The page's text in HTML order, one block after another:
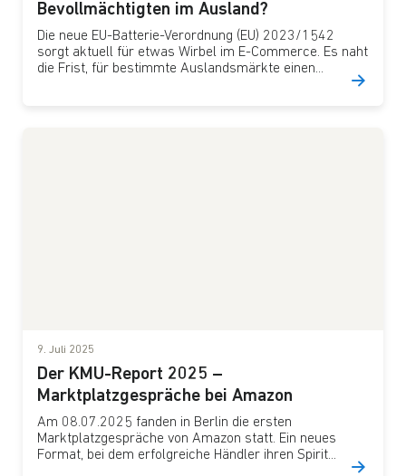
Bevollmächtigten im Ausland?
Die neue EU-Batterie-Verordnung (EU) 2023/1542
sorgt aktuell für etwas Wirbel im E-Commerce. Es naht
die Frist, für bestimmte Auslandsmärkte einen...
9. Juli 2025
Der KMU-Report 2025 –
Marktplatzgespräche bei Amazon
Am 08.07.2025 fanden in Berlin die ersten
Marktplatzgespräche von Amazon statt. Ein neues
Format, bei dem erfolgreiche Händler ihren Spirit...